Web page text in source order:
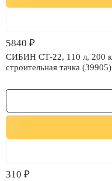
5840 ₽
СИБИН СТ-22, 110 л, 200 кг, двухколесная, оцинкованная сталь,
строительная тачка (39905)
310 ₽